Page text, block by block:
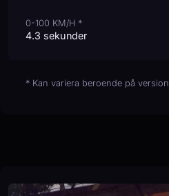
0-100 KM/H *
4.3 sekunder
* Kan variera beroende på version